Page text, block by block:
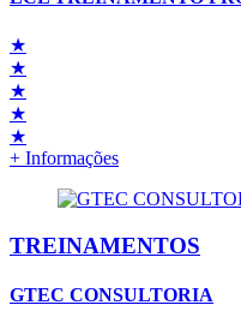
★
★
★
★
★
+ Informações
TREINAMENTOS
GTEC CONSULTORIA